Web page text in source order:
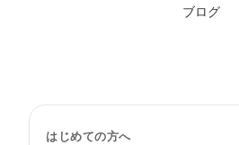
ブログ
はじめての方へ